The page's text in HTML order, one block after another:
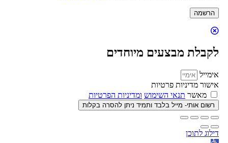
הרשמה
לקבלת מבצעים מיוחדים
אימייל
אישור מדיניות פרטיות
מאשר תנאי השימוש ומדיניות הפרטיות
רשום אותי- מייל בלבד ותמיד ניתן להסרה בקלות
דילוג לתוכן